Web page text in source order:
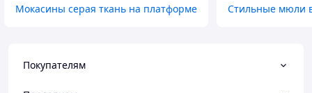
Мокасины серая ткань на платформе Стильные мюли
Покупателям